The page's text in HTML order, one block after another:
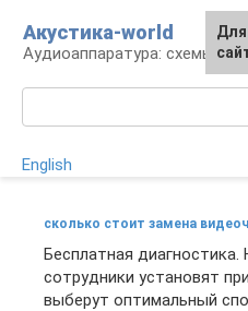
контенту
Акустика-world
Аудиоаппаратура: схемы и
English
сколько стоит замена
Бесплатная
сотрудники установят
выберут оптимальный